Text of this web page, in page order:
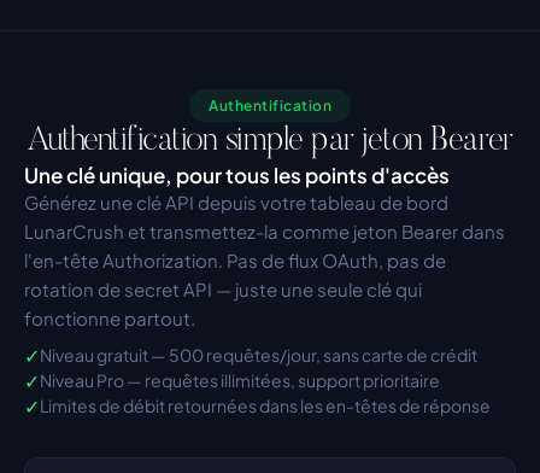
Authentification
Authentification simple par jeton Bearer
Une clé unique, pour tous les points d'accès
Générez une clé API depuis votre tableau de bord
LunarCrush et transmettez-la comme jeton Bearer dans
l'en-tête Authorization. Pas de flux OAuth, pas de
rotation de secret API — juste une seule clé qui
fonctionne partout.
✓Niveau gratuit — 500 requêtes/jour, sans carte de crédit
✓Niveau Pro — requêtes illimitées, support prioritaire
✓Limites de débit retournées dans les en-têtes de réponse